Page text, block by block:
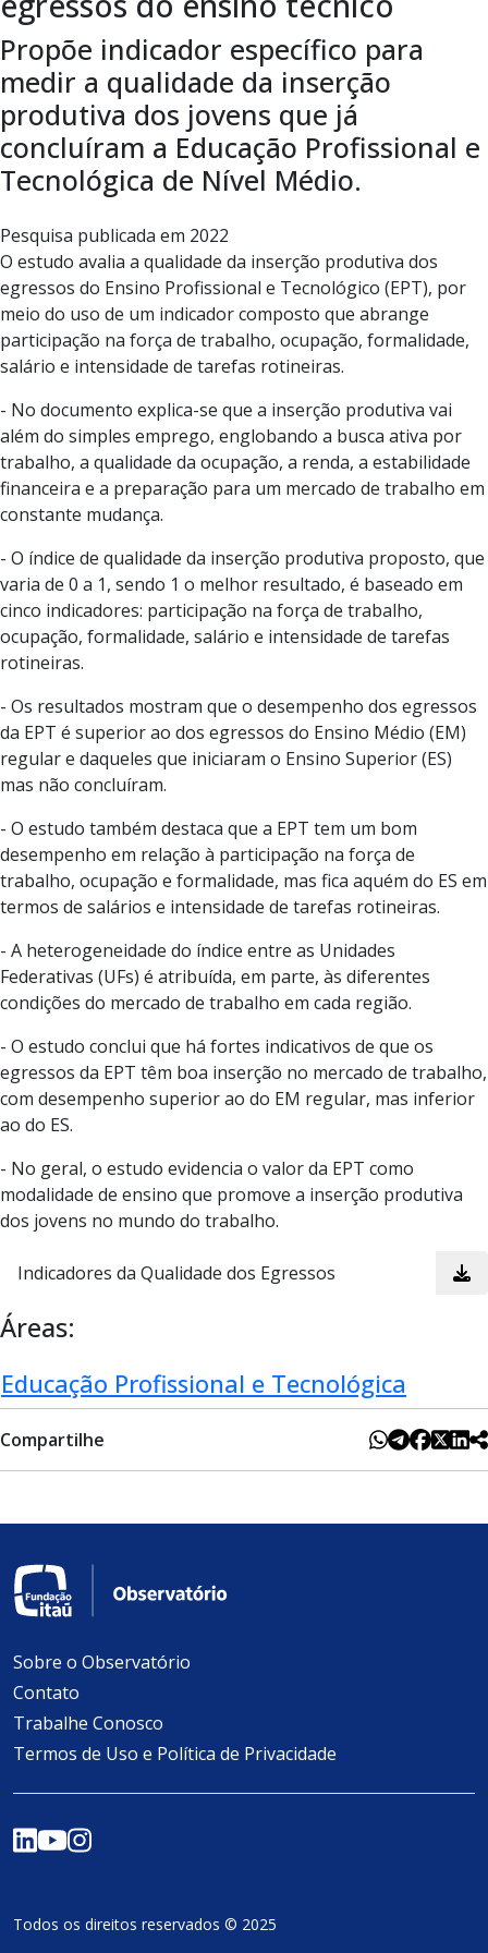
Propõe indicador específico para
medir a qualidade da inserção
produtiva dos jovens que já
concluíram a Educação Profissional e
Tecnológica de Nível Médio.
Pesquisa publicada em 2022
O estudo avalia a qualidade da inserção produtiva dos
egressos do Ensino Profissional e Tecnológico (EPT), por
meio do uso de um indicador composto que abrange
participação na força de trabalho, ocupação, formalidade,
salário e intensidade de tarefas rotineiras.
- No documento explica-se que a inserção produtiva vai
além do simples emprego, englobando a busca ativa por
trabalho, a qualidade da ocupação, a renda, a estabilidade
financeira e a preparação para um mercado de trabalho em
constante mudança.
- O índice de qualidade da inserção produtiva proposto, que
varia de 0 a 1, sendo 1 o melhor resultado, é baseado em
cinco indicadores: participação na força de trabalho,
ocupação, formalidade, salário e intensidade de tarefas
rotineiras.
- Os resultados mostram que o desempenho dos egressos
da EPT é superior ao dos egressos do Ensino Médio (EM)
regular e daqueles que iniciaram o Ensino Superior (ES)
mas não concluíram.
- O estudo também destaca que a EPT tem um bom
desempenho em relação à participação na força de
trabalho, ocupação e formalidade, mas fica aquém do ES em
termos de salários e intensidade de tarefas rotineiras.
- A heterogeneidade do índice entre as Unidades
Federativas (UFs) é atribuída, em parte, às diferentes
condições do mercado de trabalho em cada região.
- O estudo conclui que há fortes indicativos de que os
egressos da EPT têm boa inserção no mercado de trabalho,
com desempenho superior ao do EM regular, mas inferior
ao do ES.
- No geral, o estudo evidencia o valor da EPT como
modalidade de ensino que promove a inserção produtiva
dos jovens no mundo do trabalho.
Indicadores da Qualidade dos Egressos
Áreas:
Educação Profissional e Tecnológica
Compartilhe
Sobre o Observatório
Contato
Trabalhe Conosco
Termos de Uso e Política de Privacidade
Todos os direitos reservados © 2025